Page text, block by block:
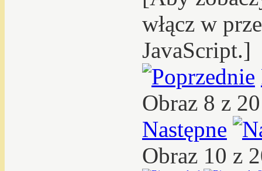
włącz w
JavaScript.]
Obraz 8 z
Następne
Obraz 10 z